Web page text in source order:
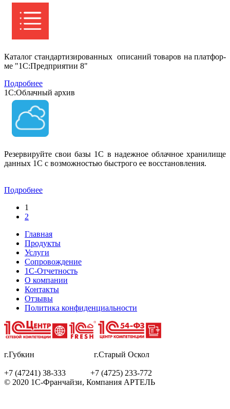
Каталог стандартизированных описаний товаров на платфор-
ме "1С:Предприятии 8"
Подробнее
1С:Облачный архив
Резервируйте свои базы 1С в надежное облачное хранилище
данных 1С с возможностью быстрого ее восстановления.
Подробнее
1
2
Главная
Продукты
Услуги
Сопровождение
1С-Отчетность
О компании
Контакты
Отзывы
Политика конфиденциальности
г.Губкин г.Старый Оскол
+7 (47241) 38-333 +7 (4725) 233-772
© 2020 1С-Франчайзи, Компания АРТЕЛЬ